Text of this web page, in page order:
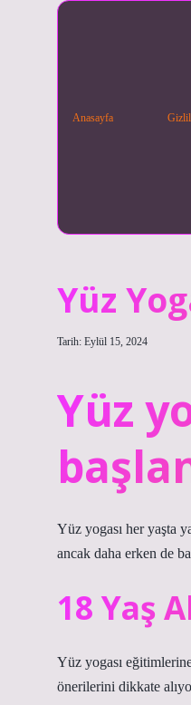
Anasayfa
Yüz
Tarih: Eylül 15, 2024
Yüz
Yüz yogası her yaşta
ancak daha erken de
18 Yaş
Yüz yogası
önerilerini dikkate